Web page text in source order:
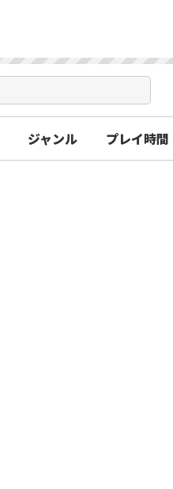
ジャンル プレイ時間